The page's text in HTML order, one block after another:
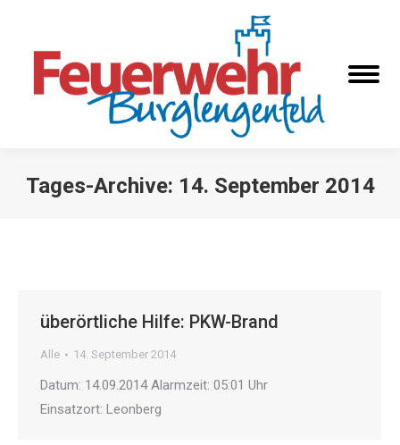
Tages-Archive: 14. September 2014
überörtliche Hilfe: PKW-Brand
Alle 14. September 2014
Datum: 14.09.2014 Alarmzeit: 05:01 Uhr
Einsatzort: Leonberg